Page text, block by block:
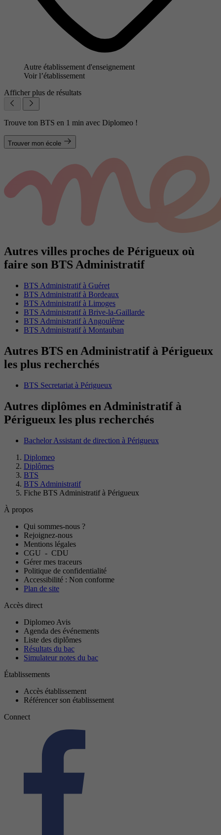
Autre établissement d'enseignement
Voir l’établissement
Afficher plus de résultats
Trouve ton BTS en 1 min avec Diplomeo !
Trouver mon école
Autres villes proches de Périgueux où
faire son BTS Administratif
BTS Administratif à Guéret
BTS Administratif à Bordeaux
BTS Administratif à Limoges
BTS Administratif à Brive-la-Gaillarde
BTS Administratif à Angoulême
BTS Administratif à Montauban
Autres BTS en Administratif à Périgueux
les plus recherchés
BTS Secretariat à Périgueux
Autres diplômes en Administratif à
Périgueux les plus recherchés
Bachelor Assistant de direction à Périgueux
Diplomeo
Diplômes
BTS
BTS Administratif
Fiche BTS Administratif à Périgueux
À propos
Qui sommes-nous ?
Rejoignez-nous
Mentions légales
CGU - CDU
Gérer mes traceurs
Politique de confidentialité
Accessibilité : Non conforme
Plan de site
Accès direct
Diplomeo Avis
Agenda des événements
Liste des diplômes
Résultats du bac
Simulateur notes du bac
Établissements
Accès établissement
Référencer son établissement
Connect